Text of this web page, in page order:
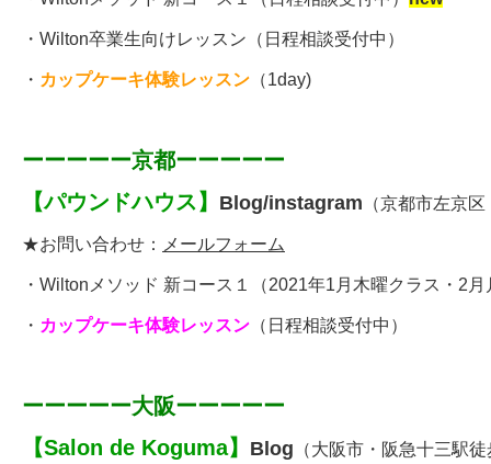
・ Wilton卒業生向けレッスン （日程相談受付中）
・ カップケーキ体験レッスン （1day)
ーーーーー京都ーーーーー
【パウンドハウス】 Blog/instagram （京都市左京
★お問い合わせ： メールフォーム
・ Wiltonメソッド 新コース１ （2021年1月木曜クラス・2月
・ カップケーキ体験レッスン （日程相談受付中）
ーーーーー大阪ーーーーー
【Salon de Koguma】 Blog （大阪市・阪急十三駅